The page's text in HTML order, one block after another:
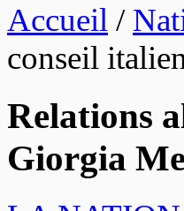
Accueil /
conseil
Relations
Giorgia